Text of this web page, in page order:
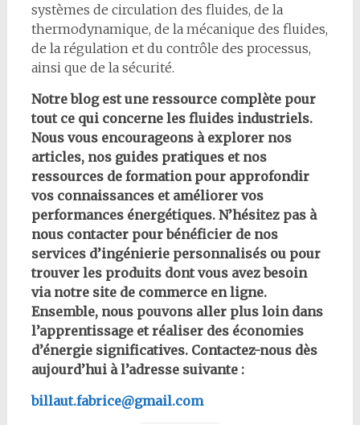
systèmes de circulation des fluides, de la
thermodynamique, de la mécanique des fluides,
de la régulation et du contrôle des processus,
ainsi que de la sécurité.
Notre blog est une ressource complète pour
tout ce qui concerne les fluides industriels.
Nous vous encourageons à explorer nos
articles, nos guides pratiques et nos
ressources de formation pour approfondir
vos connaissances et améliorer vos
performances énergétiques. N’hésitez pas à
nous contacter pour bénéficier de nos
services d’ingénierie personnalisés ou pour
trouver les produits dont vous avez besoin
via notre site de commerce en ligne.
Ensemble, nous pouvons aller plus loin dans
l’apprentissage et réaliser des économies
d’énergie significatives. Contactez-nous dès
aujourd’hui à l’adresse suivante :
billaut.fabrice@gmail.com